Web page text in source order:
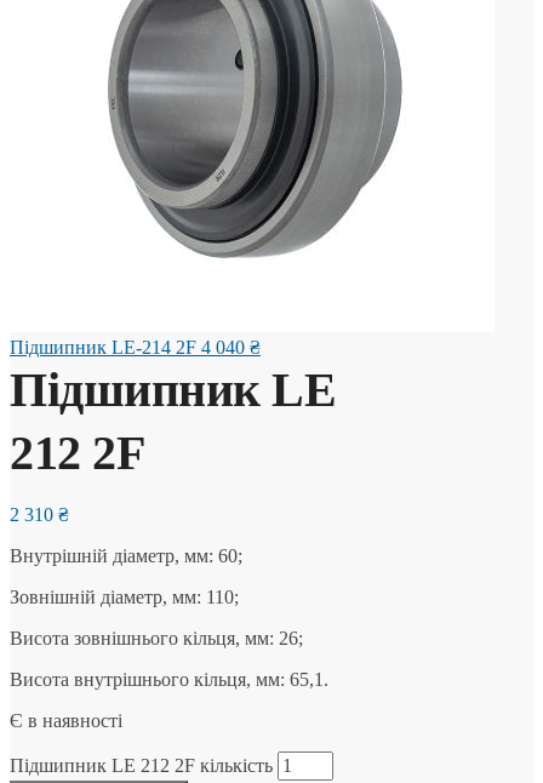
Підшипник LE-214 2F 4 040 ₴
Підшипник LE
212 2F
2 310 ₴
Внутрішній діаметр, мм: 60;
Зовнішній діаметр, мм: 110;
Висота зовнішнього кільця, мм: 26;
Висота внутрішнього кільця, мм: 65,1.
Є в наявності
Підшипник LE 212 2F кількість